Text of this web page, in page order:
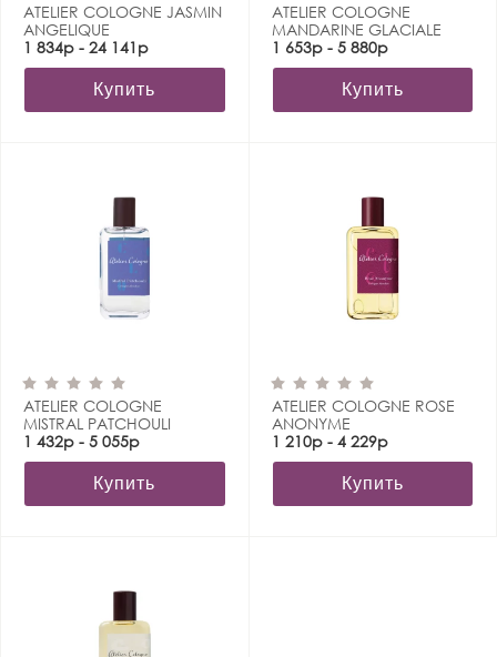
ATELIER COLOGNE JASMIN
ANGELIQUE
1 834р - 24 141р
Купить
ATELIER COLOGNE
MANDARINE GLACIALE
1 653р - 5 880р
Купить
ATELIER COLOGNE
MISTRAL PATCHOULI
1 432р - 5 055р
Купить
ATELIER COLOGNE ROSE
ANONYME
1 210р - 4 229р
Купить